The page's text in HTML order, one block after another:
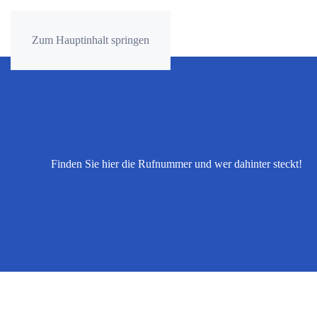
Zum Hauptinhalt springen
Finden Sie hier die Rufnummer und wer dahinter steckt!